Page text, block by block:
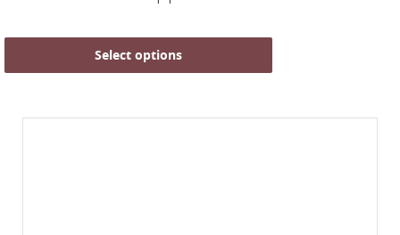
Select options